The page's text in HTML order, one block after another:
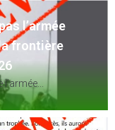
l’armée
frontière